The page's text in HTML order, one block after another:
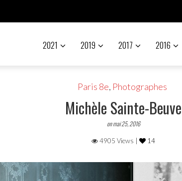
2021 2019 2017 2016
Paris 8e, Photographes
Michèle Sainte-Beuve
on mai 25, 2016
4905 Views | 14